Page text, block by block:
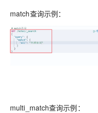
match查询示例：
multi_match查询示例：